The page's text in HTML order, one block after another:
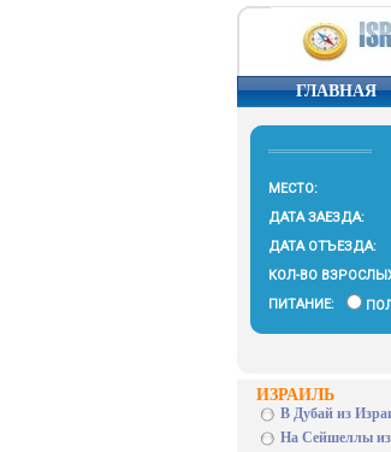
ГЛАВНАЯ
МЕСТО:
ДАТА ЗАЕЗДА:
ДАТА ОТЪЕЗДА:
КОЛ-ВО
ПИТАНИЕ:
ИЗРАИЛЬ
В Дубай из
На Сейшеллы